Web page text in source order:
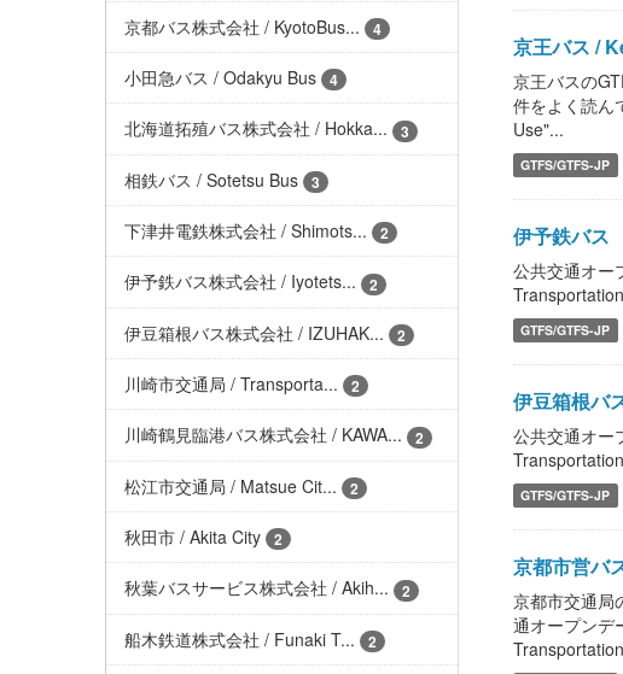
京都バス株式会社 / KyotoBus... 4
小田急バス / Odakyu Bus 4
北海道拓殖バス株式会社 / Hokka... 3
相鉄バス / Sotetsu Bus 3
下津井電鉄株式会社 / Shimots... 2
伊予鉄バス株式会社 / Iyotets... 2
伊豆箱根バス株式会社 / IZUHAK... 2
川崎市交通局 / Transporta... 2
川崎鶴見臨港バス株式会社 / KAWA... 2
松江市交通局 / Matsue Cit... 2
秋田市 / Akita City 2
秋葉バスサービス株式会社 / Akih... 2
船木鉄道株式会社 / Funaki T... 2
京王バス /
京王バスの
件をよく読ん
Use"...
GTFS/GTFS-JP
伊予鉄バス
公共交通オー
GTFS/GTFS-JP
伊豆箱根バ
公共交通オー
GTFS/GTFS-JP
京都市営バ
京都市交通局
通オープンデ